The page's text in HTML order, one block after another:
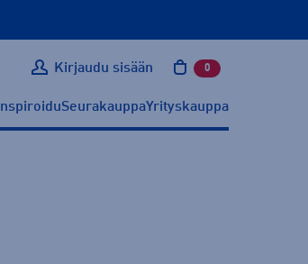
Kirjaudu sisään 0 tuotetta
InspiroiduSeurakauppaYrityskauppa